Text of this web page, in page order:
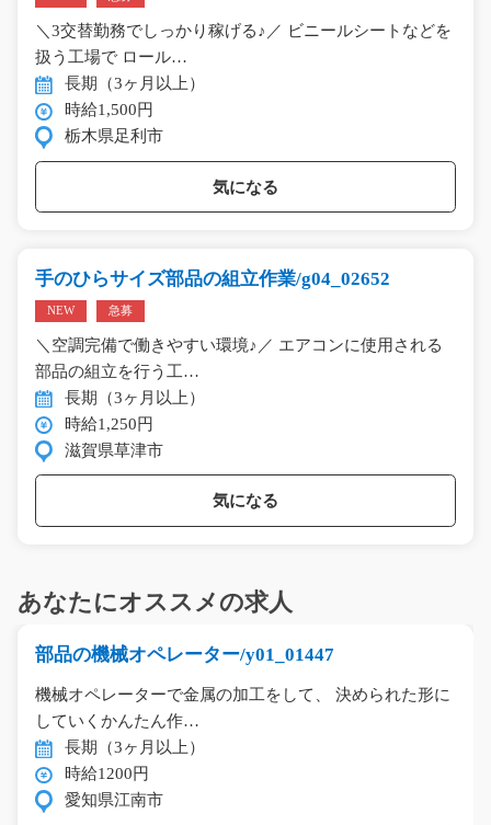
＼3交替勤務でしっかり稼げる♪／ ビニールシートなどを
扱う工場で ロール…
長期（3ヶ月以上）
時給1,500円
栃木県足利市
気になる
手のひらサイズ部品の組立作業/g04_02652
NEW 急募
＼空調完備で働きやすい環境♪／ エアコンに使用される
部品の組立を行う工…
長期（3ヶ月以上）
時給1,250円
滋賀県草津市
気になる
あなたにオススメの求人
部品の機械オペレーター/y01_01447
機械オペレーターで金属の加工をして、 決められた形に
していくかんたん作…
長期（3ヶ月以上）
時給1200円
愛知県江南市